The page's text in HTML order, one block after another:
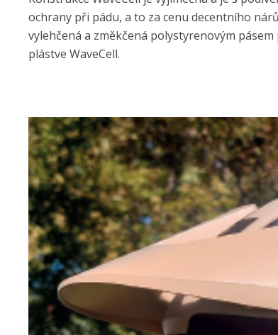
ochrany při pádu, a to za cenu decentního
vylehčená a změkčená polystyrenovým
plástve WaveCell.